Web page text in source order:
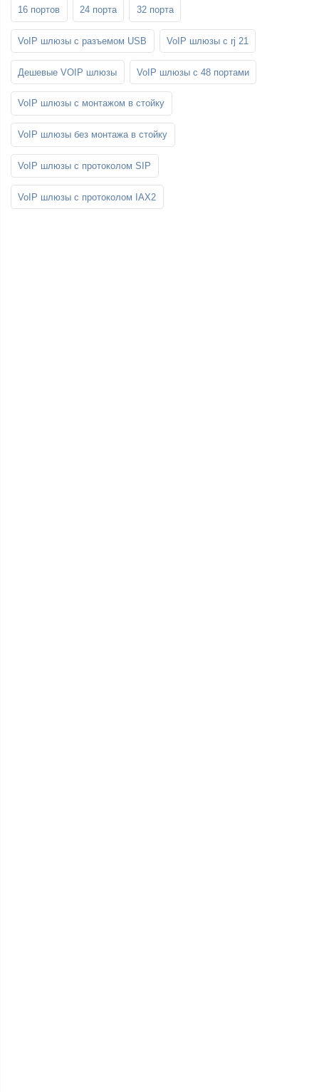
16 портов 24 порта 32 порта
VoIP шлюзы с разъемом USB VoIP шлюзы с rj 21
Дешевые VOIP шлюзы VoIP шлюзы с 48 портами
VoIP шлюзы с монтажом в стойку
VoIP шлюзы без монтажа в стойку
VoIP шлюзы с протоколом SIP
VoIP шлюзы с протоколом IAX2